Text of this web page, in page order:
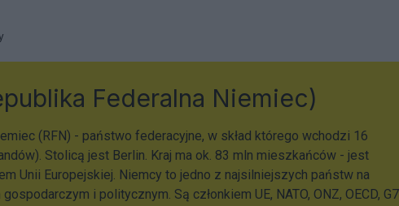
Federalna Niemiec)
(RFN) - państwo federacyjne, w skład którego wchodzi 16
Stolicą jest Berlin. Kraj ma ok. 83 mln mieszkańców - jest
Unii Europejskiej. Niemcy to jedno z najsilniejszych państw na
i politycznym. Są członkiem UE, NATO, ONZ, OECD,